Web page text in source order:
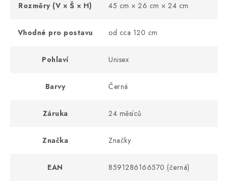
Rozměry (V × Š × H) 45 cm × 26 cm × 24 cm
Vhodné pro postavu od cca 120 cm
Pohlaví Unisex
Barvy Černá
Záruka 24 měsíců
Značka Značky
EAN 8591286166570 (černá)